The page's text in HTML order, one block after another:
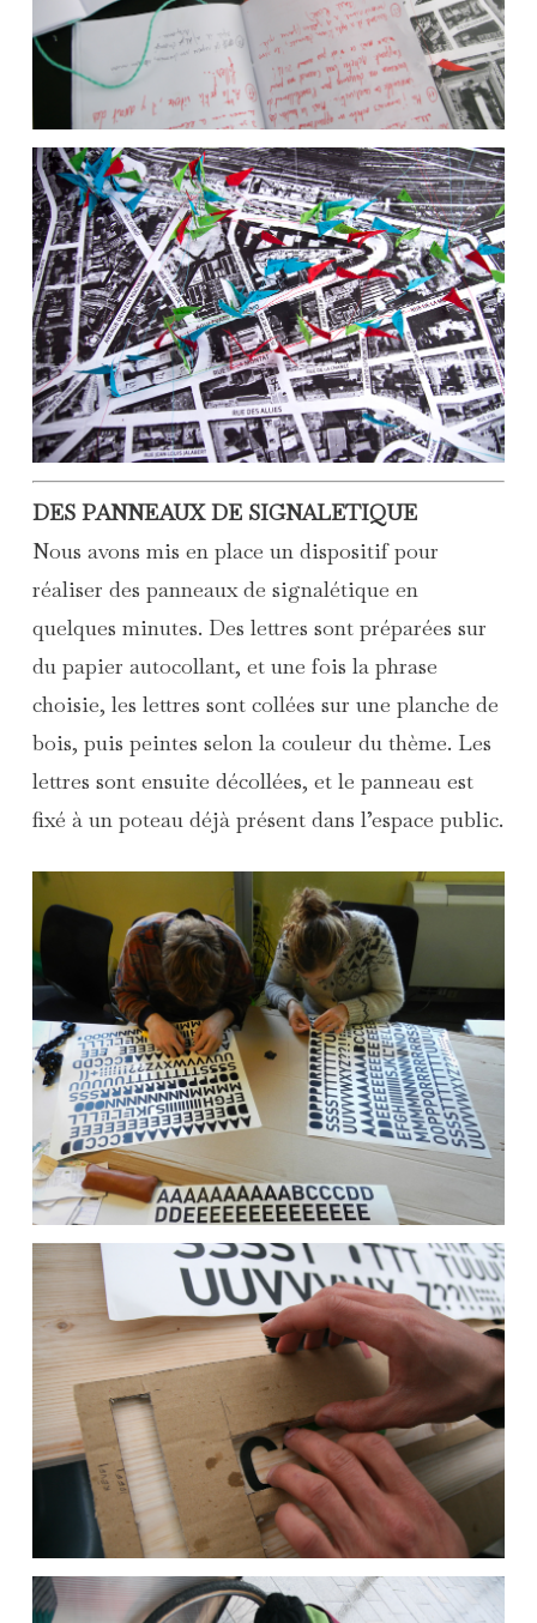
DES PANNEAUX DE SIGNALETIQUE
Nous avons mis en place un dispositif pour
réaliser des panneaux de signalétique en
quelques minutes. Des lettres sont préparées sur
du papier autocollant, et une fois la phrase
choisie, les lettres sont collées sur une planche de
bois, puis peintes selon la couleur du thème. Les
lettres sont ensuite décollées, et le panneau est
fixé à un poteau déjà présent dans l’espace public.